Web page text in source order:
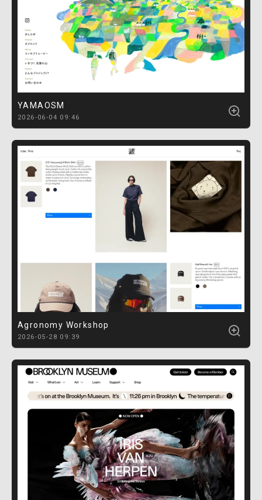
YAMAOSM
2026-06-04 09:46
Agronomy Workshop
2026-05-28 09:39